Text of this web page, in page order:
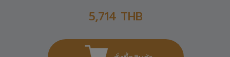
5,714 THB
สั่งซื้อสินค้า